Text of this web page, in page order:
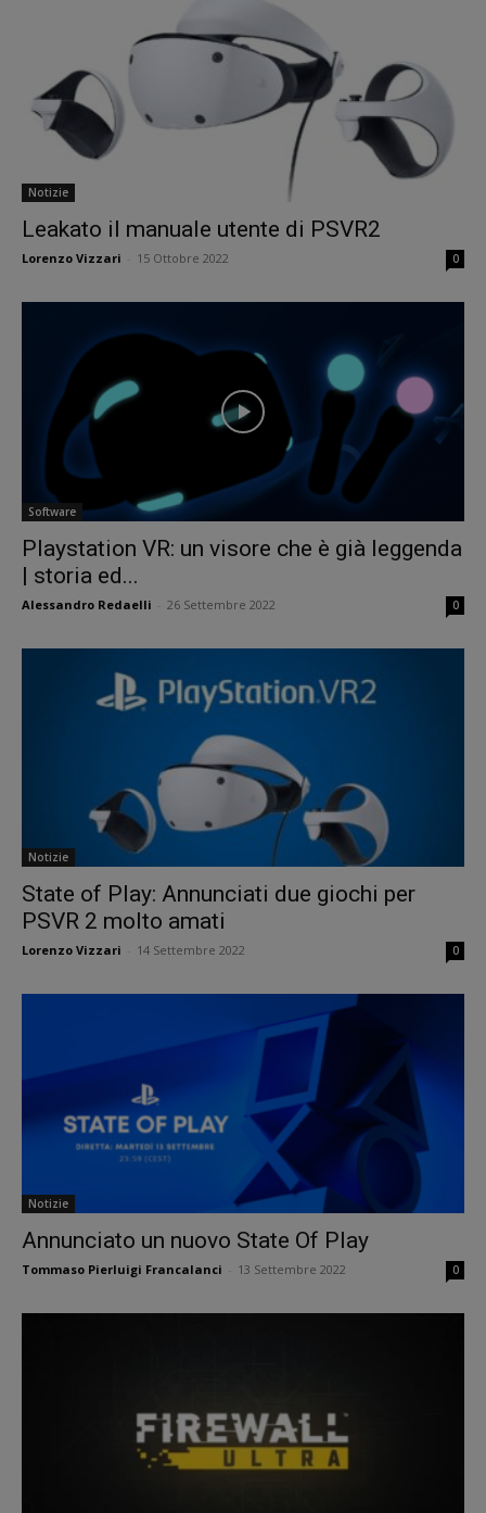
Notizie
Leakato il manuale utente di PSVR2
Lorenzo Vizzari 15 Ottobre 2022 0
Software
Playstation VR: un visore che è già leggenda
| storia ed...
Alessandro Redaelli 26 Settembre 2022 0
Notizie
State of Play: Annunciati due giochi per
PSVR 2 molto amati
Lorenzo Vizzari 14 Settembre 2022 0
Notizie
Annunciato un nuovo State Of Play
Tommaso Pierluigi Francalanci 13 Settembre 2022 0